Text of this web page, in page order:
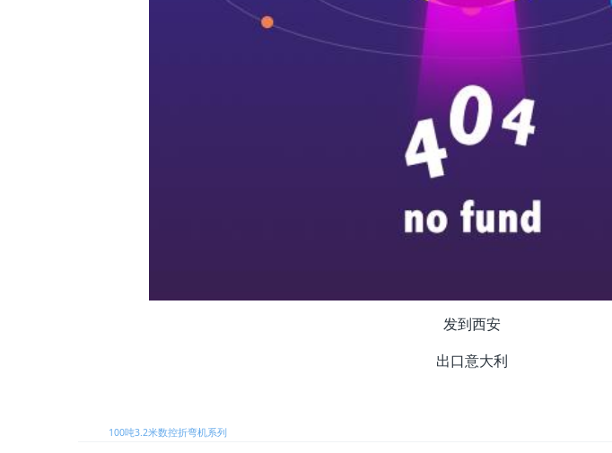
发到西安
出口意大利
100吨3.2米数控折弯机系列